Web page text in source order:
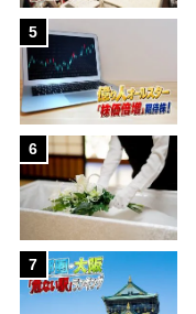
5
6
7